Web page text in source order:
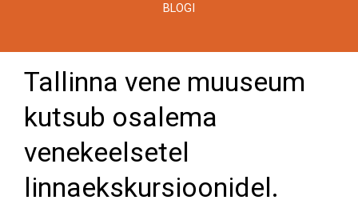
BLOGI
Tallinna vene muuseum
kutsub osalema
venekeelsetel
linnaekskursioonidel.